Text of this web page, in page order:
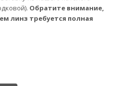
Обратите внимание,
линз требуется полная